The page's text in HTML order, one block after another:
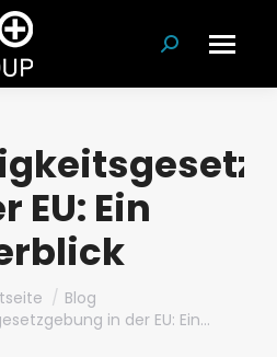
Suchen:
EU: Ein
Blog
in der EU: Ein…